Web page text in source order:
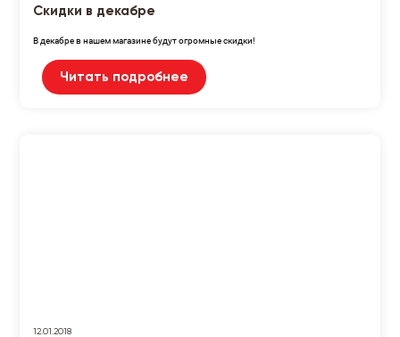
Скидки в декабре
В декабре в нашем магазине будут огромные скидки!
Читать подробнее
12.01.2018